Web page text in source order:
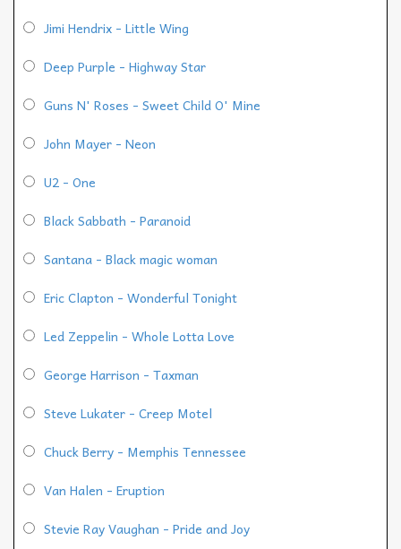
Jimi Hendrix - Little Wing
Deep Purple - Highway Star
Guns N' Roses - Sweet Child O' Mine
John Mayer - Neon
U2 - One
Black Sabbath - Paranoid
Santana - Black magic woman
Eric Clapton - Wonderful Tonight
Led Zeppelin - Whole Lotta Love
George Harrison - Taxman
Steve Lukater - Creep Motel
Chuck Berry - Memphis Tennessee
Van Halen - Eruption
Stevie Ray Vaughan - Pride and Joy